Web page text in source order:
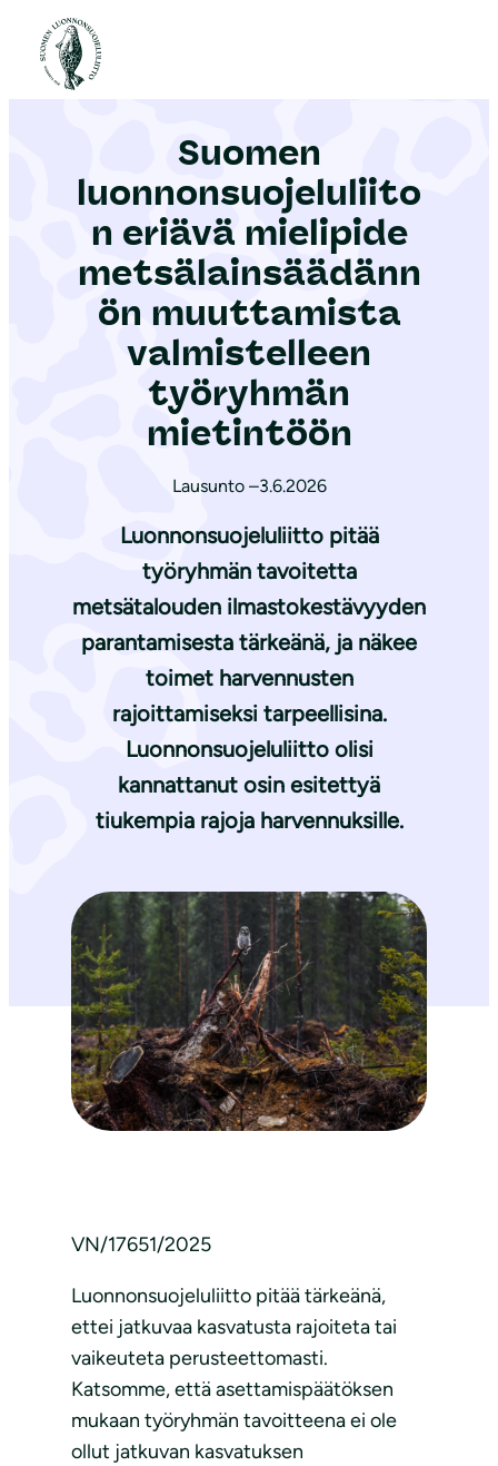
Etusivu
Suomen
luonnonsuojeluliito
n eriävä mielipide
metsälainsäädänn
ön muuttamista
valmistelleen
työryhmän
mietintöön
Lausunto –3.6.2026
Luonnonsuojeluliitto pitää
työryhmän tavoitetta
metsätalouden ilmastokestävyyden
parantamisesta tärkeänä, ja näkee
toimet harvennusten
rajoittamiseksi tarpeellisina.
Luonnonsuojeluliitto olisi
kannattanut osin esitettyä
tiukempia rajoja harvennuksille.
VN/17651/2025
Luonnonsuojeluliitto pitää tärkeänä,
ettei jatkuvaa kasvatusta rajoiteta tai
vaikeuteta perusteettomasti.
Katsomme, että asettamispäätöksen
mukaan työryhmän tavoitteena ei ole
ollut jatkuvan kasvatuksen